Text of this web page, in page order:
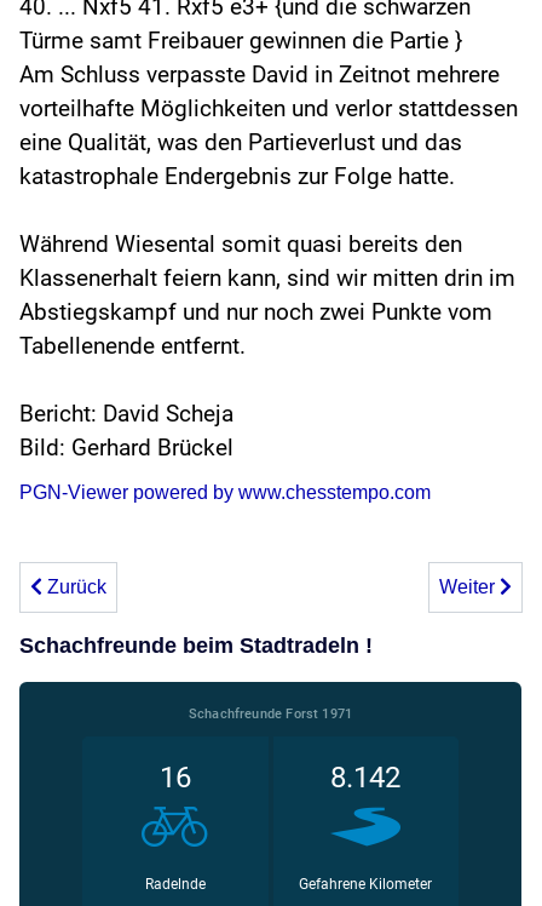
40. ... Nxf5 41. Rxf5 e3+ {und die schwarzen
Türme samt Freibauer gewinnen die Partie }
Am Schluss verpasste David in Zeitnot mehrere
vorteilhafte Möglichkeiten und verlor stattdessen
eine Qualität, was den Partieverlust und das
katastrophale Endergebnis zur Folge hatte.
Während Wiesental somit quasi bereits den
Klassenerhalt feiern kann, sind wir mitten drin im
Abstiegskampf und nur noch zwei Punkte vom
Tabellenende entfernt.
Bericht: David Scheja
Bild: Gerhard Brückel
PGN-Viewer powered by www.chesstempo.com
Vorheriger Beitrag: Dritte Niederlage für Forst 3
Zurück Nächster
Weiter
Schachfreunde beim Stadtradeln !